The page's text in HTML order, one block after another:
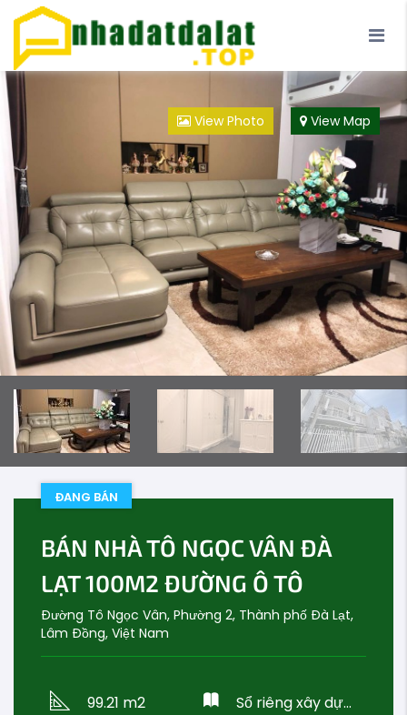
Đà Lạt Loại Hình
View Photo View Map
ĐANG BÁN
BÁN NHÀ TÔ NGỌC VÂN ĐÀ
LẠT 100M2 ĐƯỜNG Ô TÔ
Đường Tô Ngọc Vân, Phường 2, Thành phố Đà Lạt,
Lâm Đồng, Việt Nam
99.21 m2 Sổ riêng xây dựng